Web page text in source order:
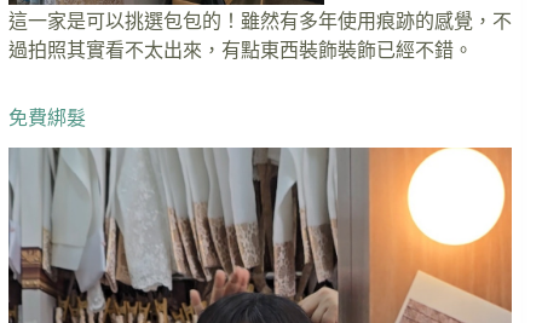
這一家是可以挑選包包的！雖然有多年使用痕跡的感覺，不
過拍照其實看不太出來，有點東西裝飾裝飾已經不錯。
免費綁髮